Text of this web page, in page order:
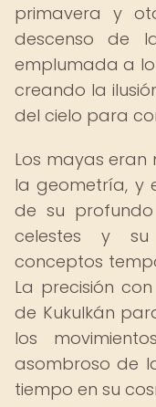
primavera y
descenso de
emplumada a
creando la
del cielo para
Los mayas
la geometría, y
de su
celestes y
conceptos
La precisión
de Kukulkán
los
asombroso de
tiempo en su